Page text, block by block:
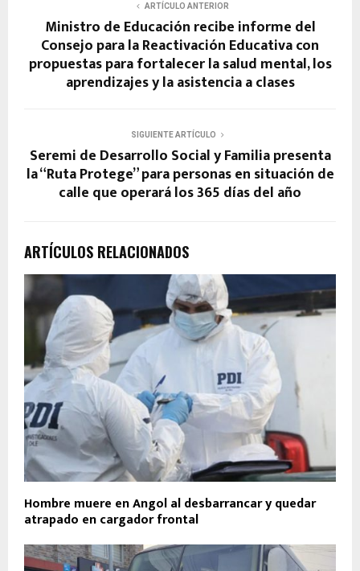
ARTÍCULO ANTERIOR
Ministro de Educación recibe informe del
Consejo para la Reactivación Educativa con
propuestas para fortalecer la salud mental, los
aprendizajes y la asistencia a clases
SIGUIENTE ARTÍCULO
Seremi de Desarrollo Social y Familia presenta
la “Ruta Protege” para personas en situación de
calle que operará los 365 días del año
ARTÍCULOS RELACIONADOS
Hombre muere en Angol al desbarrancar y quedar
atrapado en cargador frontal